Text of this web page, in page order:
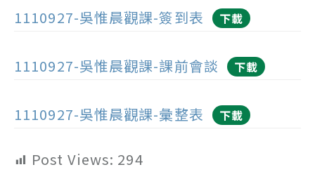
1110927-吳惟晨觀課-簽到表
下載
1110927-吳惟晨觀課-課前會談 下載
1110927-吳惟晨觀課-彙整表 下載
Post Views: 294